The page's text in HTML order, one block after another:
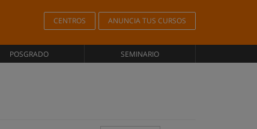
CENTROS ANUNCIA TUS CURSOS
POSGRADO SEMINARIO